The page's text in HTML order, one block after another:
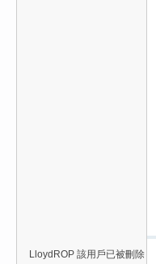
LloydROP 該用戶已被刪除